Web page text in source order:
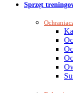
Sprzęt